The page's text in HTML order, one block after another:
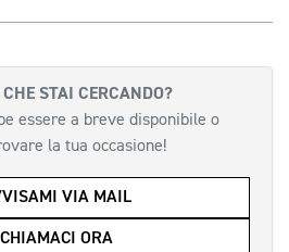
STAI CERCANDO?
essere a breve disponibile o
la tua occasione!
VIA MAIL
CHIAMACI ORA